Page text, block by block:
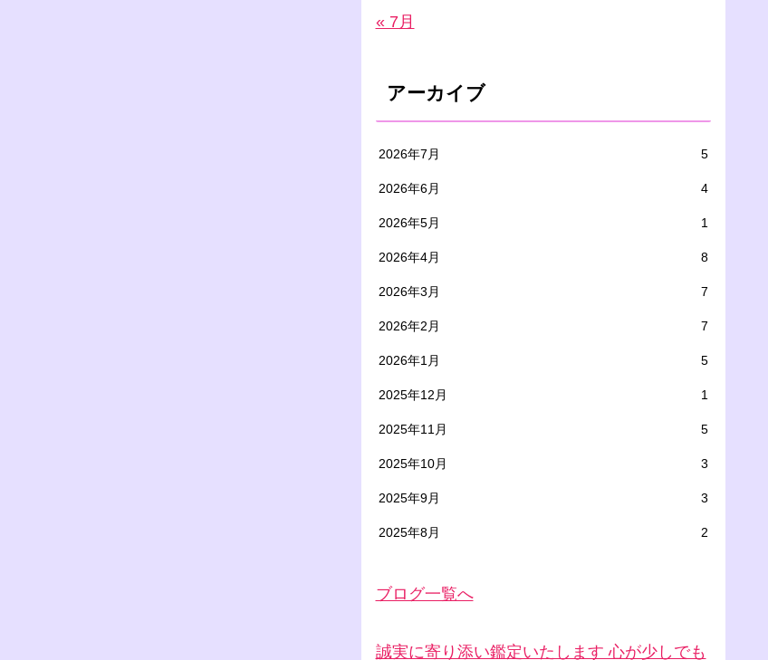
« 7月
アーカイブ
2026年7月 5
2026年6月 4
2026年5月 1
2026年4月 8
2026年3月 7
2026年2月 7
2026年1月 5
2025年12月 1
2025年11月 5
2025年10月 3
2025年9月 3
2025年8月 2
ブログ一覧へ
誠実に寄り添い鑑定いたします 心が少しでも